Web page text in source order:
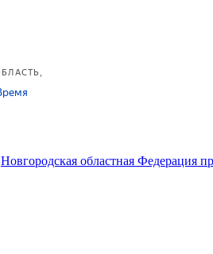
Новгородская областная Федерация